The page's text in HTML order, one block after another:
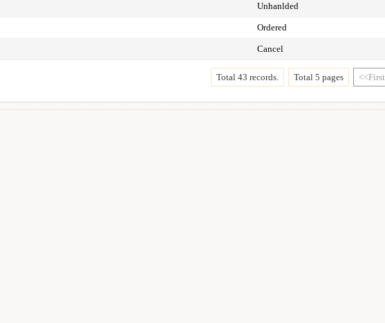
Unhanlded
Ordered
Cancel
Total 43 records. Total 5 pages